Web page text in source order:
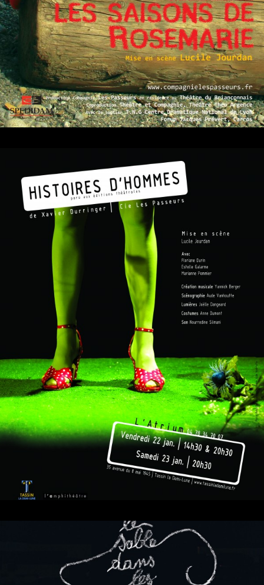
histoires d’hommes
Adulte